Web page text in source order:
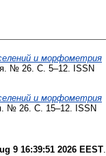
и морфометрия
№ 26. С. 5–12. ISSN
и морфометрия
№ 26. С. 15–12. ISSN
9 16:39:51 2026 EEST.